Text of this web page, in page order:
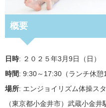
概要
日時: ２０２５年3月9日（日）
時間: 9:30～17:30（ランチ休
場所: エンジョイリズム体操ス
（東京都小金井市）武蔵小金